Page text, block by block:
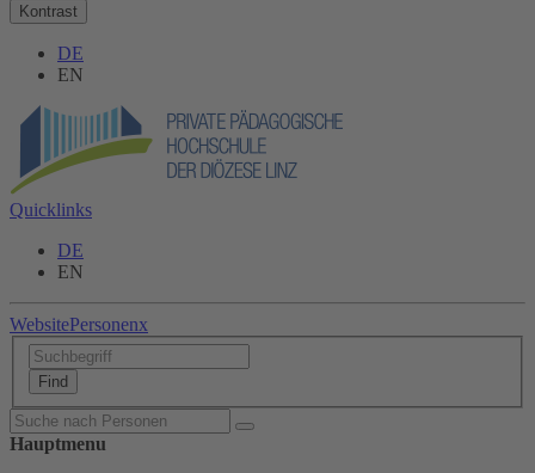
Kontrast
DE
EN
Quicklinks
DE
EN
WebsitePersonenx
Hauptmenu